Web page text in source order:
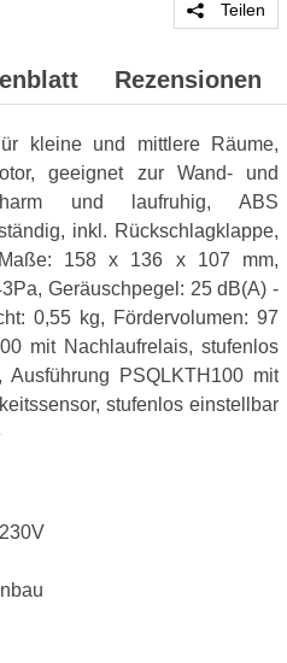
Teilen
Rezensionen
kleine und mittlere Räume,
geeignet zur Wand- und
und laufruhig, ABS
inkl. Rückschlagklappe,
158 x 136 x 107 mm,
Geräuschpegel: 25 dB(A) -
0,55 kg, Fördervolumen: 97
mit Nachlaufrelais, stufenlos
PSQLKTH100 mit
stufenlos einstellbar